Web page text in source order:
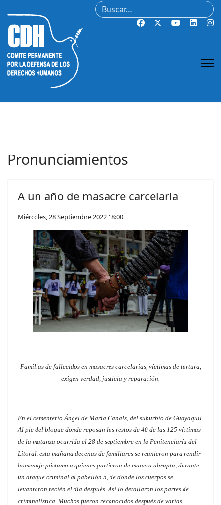
Buscar
Pronunciamientos
A un año de masacre carcelaria
Miércoles, 28 Septiembre 2022 18:00
Familias de fallecidos en masacres carcelarias, víctimas de tortura,
exigen verdad, justicia y reparación.
En el cementerio Ángel de María Canals, del suburbio de Guayaquil.
Al pie del bloque donde reposan los restos de 40 de las 125 víctimas
de la matanza ocurrida el 28 de septiembre en la Penitenciaría del
Litoral, esta mañana decenas de familiares se reunieron para rendir
homenaje póstumo a quienes partieron de manera abrupta, durante
un ataque criminal al pabellón 5, de donde los cuerpos se
levantaron recién el día después. Así lo detallaron los partes de
criminalística. Muchos fueron reconocidos después de varias